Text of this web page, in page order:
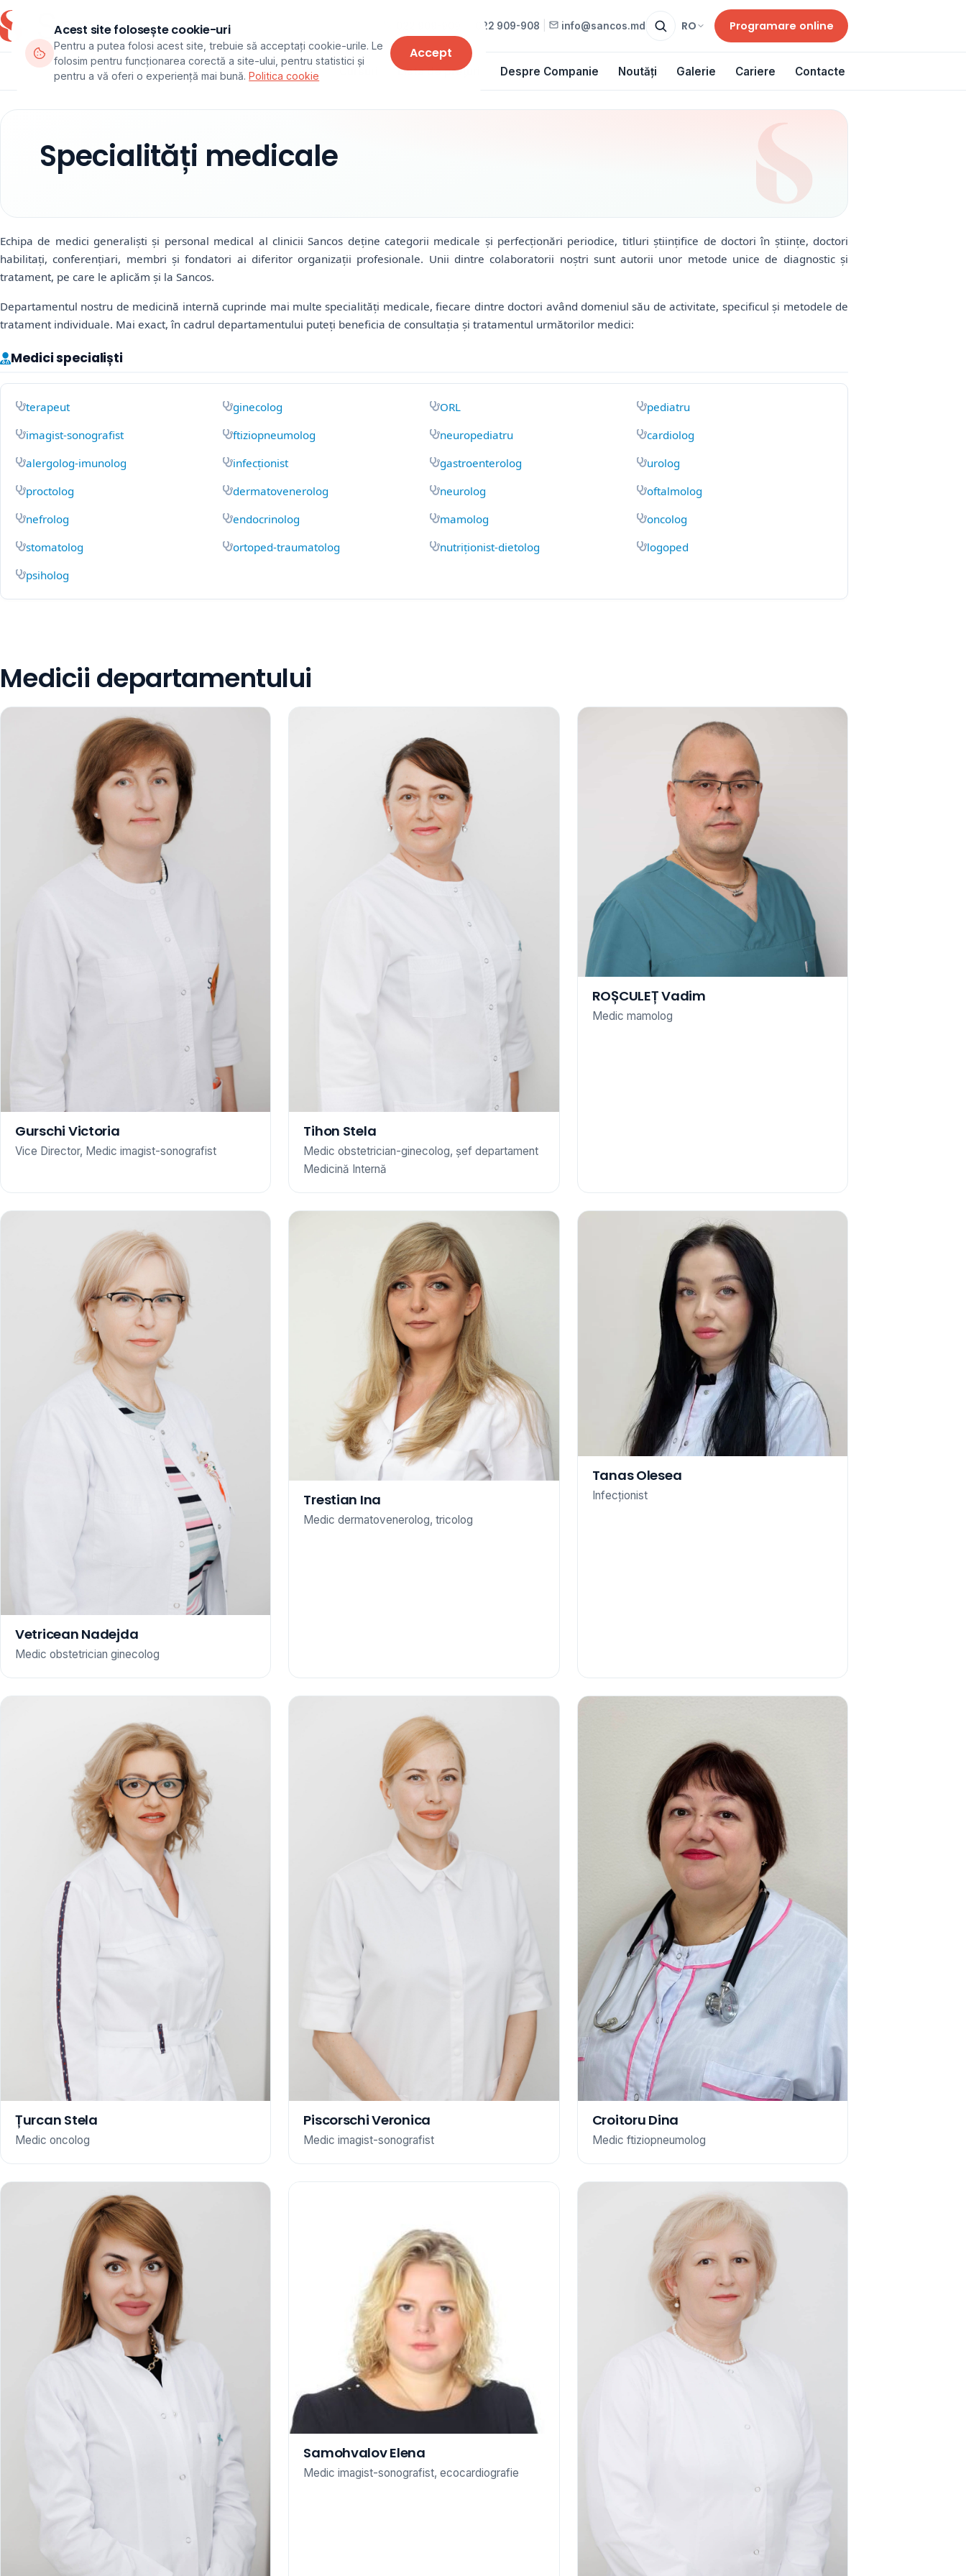
022 909-908 info@sancos.md RO Programare online
Departamente Echipa Pachete Cursuri Lista de prețuri Despre Companie Noutăți Galerie Cariere Contacte
Specialități medicale
Echipa de medici generaliști și personal medical al clinicii Sancos deține categorii medicale și perfecționări periodice, titluri științifice de doctori în științe, doctori
habilitați, conferențiari, membri și fondatori ai diferitor organizații profesionale. Unii dintre colaboratorii noștri sunt autorii unor metode unice de diagnostic și
tratament, pe care le aplicăm și la Sancos.
Departamentul nostru de medicină internă cuprinde mai multe specialități medicale, fiecare dintre doctori având domeniul său de activitate, specificul și metodele de
tratament individuale. Mai exact, în cadrul departamentului puteți beneficia de consultația și tratamentul următorilor medici:
Medici specialiști
terapeut ginecolog ORL
pediatru
imagist-sonografist
ftiziopneumolog neuropediatru
cardiolog
alergolog-imunolog
infecționist gastroenterolog
urolog
proctolog
dermatovenerolog neurolog
oftalmolog
nefrolog
endocrinolog mamolog
oncolog
stomatolog
ortoped-traumatolog nutriționist-dietolog
logoped
psiholog
Medicii departamentului
Gurschi Victoria
Vice Director, Medic imagist-sonografist
Tihon Stela
Medic obstetrician-ginecolog, șef departament
Medicină Internă
ROȘCULEȚ Vadim
Medic mamolog
Vetricean Nadejda
Medic obstetrician ginecolog
Trestian Ina
Medic dermatovenerolog, tricolog
Tanas Olesea
Infecționist
Țurcan Stela
Medic oncolog
Piscorschi Veronica
Medic imagist-sonografist
Croitoru Dina
Medic ftiziopneumolog
Samohvalov Elena
Medic imagist-sonografist, ecocardiografie
Acest site folosește cookie-uri
Pentru a putea folosi acest site, trebuie să acceptați cookie-urile. Le
folosim pentru funcționarea corectă a site-ului, pentru statistici și
pentru a vă oferi o experiență mai bună.Politica cookie
Accept